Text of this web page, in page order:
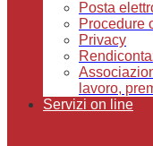
Posta
Procedure
Privacy
lavoro,
Servizi on line